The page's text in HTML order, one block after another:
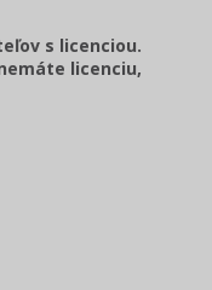
s licenciou.
licenciu,